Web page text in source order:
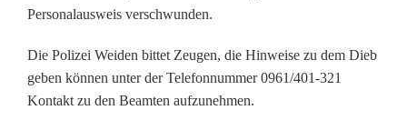
e
s
u
Personalausweis verschwunden.
Die Polizei Weiden bittet Zeugen, die Hinweise zu dem Dieb
geben können unter der Telefonnummer 0961/401-321
Kontakt zu den Beamten aufzunehmen.